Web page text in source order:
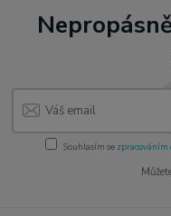
Souhlasím se zpracováním